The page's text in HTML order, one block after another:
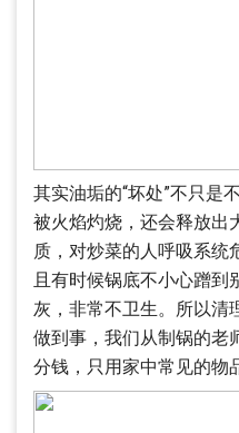
其实油垢的“坏处”不只是
被火焰灼烧，还会释放出
质，对炒菜的人呼吸系统
且有时候锅底不小心蹭到
灰，非常不卫生。所以清
做到事，我们从制锅的老
分钱，只用家中常见的物